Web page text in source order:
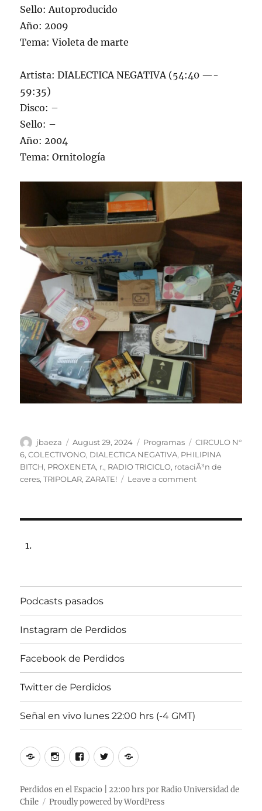
Sello: Autoproducido
Año: 2009
Tema: Violeta de marte
Artista: DIALECTICA NEGATIVA (54:40 —-
59:35)
Disco: –
Sello: –
Año: 2004
Tema: Ornitología
Author
jbaeza
Posted
on
August 29, 2024 Categories
Programas Tags
CIRCULO N°
6,COLECTIVONO, DIALECTICA NEGATIVA, PHILIPINA
BITCH, PROXENETA, r., RADIO TRICICLO, rotaciÃ³n de
ceres,TRIPOLAR,ZARATE! Leave a commenton
DE
EN
Podcasts pasados
Instagram de Perdidos
Facebook de Perdidos
Twitter de Perdidos
Señal en vivo lunes 22:00 hrs (-4 GMT)
PodcastsInstagram
Perdidos
Facebook
Perdidos
Twitter
Perdidos
Señal
vivo
lunes
Perdidos en el Espacio | 22:00 hrs por Radio Universidad de
Chile
Proudly powered by WordPress